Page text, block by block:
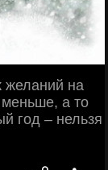
желаний на
а то
год – нельзя